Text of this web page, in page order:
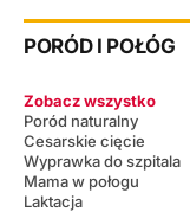
PORÓD I POŁÓG
Zobacz wszystko
Poród naturalny
Cesarskie cięcie
Wyprawka do szpitala
Mama w połogu
Laktacja